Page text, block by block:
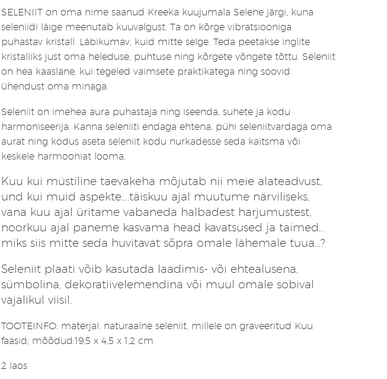
SELENIIT on oma nime saanud Kreeka kuujumala Selene järgi, kuna
seleniidi läige meenutab kuuvalgust. Ta on kõrge vibratsiooniga
puhastav kristall. Läbikumav, kuid mitte selge. Teda peetakse inglite
kristalliks just oma heleduse, puhtuse ning kõrgete võngete tõttu. Seleniit
on hea kaaslane, kui tegeled vaimsete praktikatega ning soovid
ühendust oma minaga.
Seleniit on imehea aura puhastaja ning iseenda, suhete ja kodu
harmoniseerija. Kanna seleniiti endaga ehtena, pühi seleniitvardaga oma
aurat ning kodus aseta seleniit kodu nurkadesse seda kaitsma või
keskele harmooniat looma.
Kuu kui müstiline taevakeha mõjutab nii meie alateadvust,
und kui muid aspekte….täiskuu ajal muutume närviliseks,
vana kuu ajal üritame vabaneda halbadest harjumustest,
noorkuu ajal paneme kasvama head kavatsused ja taimed…
miks siis mitte seda huvitavat sõpra omale lähemale tuua…?
Seleniit plaati võib kasutada laadimis- või ehtealusena,
sümbolina, dekoratiivelemendina või muul omale sobival
vajalikul viisil.
TOOTEINFO: materjal: naturaalne seleniit, millele on graveeritud Kuu
faasid; mõõdud:19,5 x 4,5 x 1,2 cm
2 laos